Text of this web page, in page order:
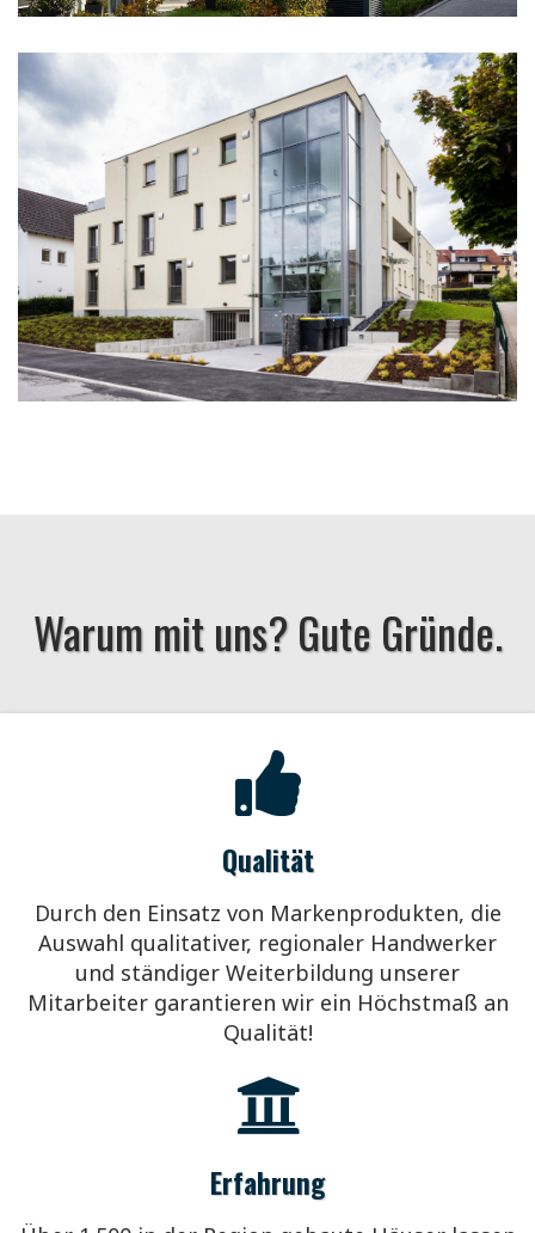
Warum mit uns? Gute Gründe.
Qualität
Durch den Einsatz von Markenprodukten, die
Auswahl qualitativer, regionaler Handwerker
und ständiger Weiterbildung unserer
Mitarbeiter garantieren wir ein Höchstmaß an
Qualität!
Erfahrung